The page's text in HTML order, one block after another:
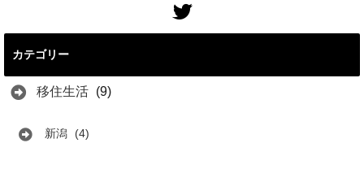
カテゴリー
移住生活 (9)
新潟 (4)